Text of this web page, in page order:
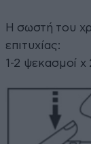
Η σωστή του
επιτυχίας:
1-2 ψεκασμοί x